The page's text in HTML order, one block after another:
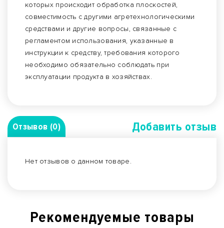
которых происходит обработка плоскостей,
совместимость с другими агретехнологическими
средствами и другие вопросы, связанные с
регламентом использования, указанные в
инструкции к средству, требования которого
необходимо обязательно соблюдать при
эксплуатации продукта в хозяйствах.
Отзывов (0) Добавить отзыв
Нет отзывов о данном товаре.
Рекомендуемые товары